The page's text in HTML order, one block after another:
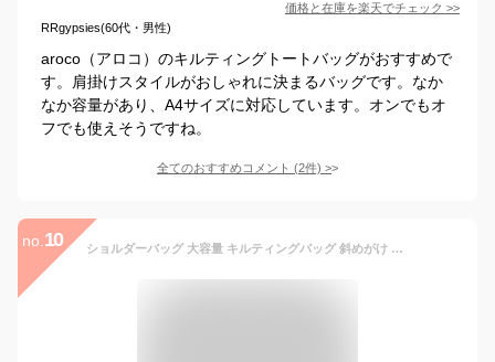
価格と在庫を楽天でチェック >>
RRgypsies(60代・男性)
aroco（アロコ）のキルティングトートバッグがおすすめで
す。肩掛けスタイルがおしゃれに決まるバッグです。なか
なか容量があり、A4サイズに対応しています。オンでもオ
フでも使えそうですね。
全てのおすすめコメント (2件) >
no. 10 ショルダーバッグ 大容量 キルティングバッグ 斜めがけ レディース バッグ トート 通勤 通学 かわいい おしゃれ 軽量